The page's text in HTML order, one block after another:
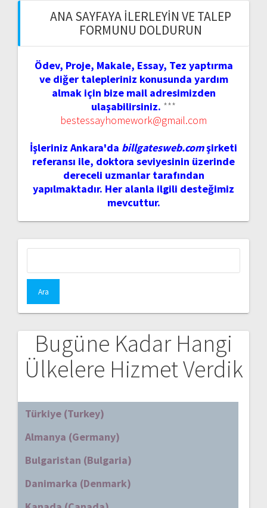
ANA SAYFAYA İLERLEYIN VE TALEP
FORMUNU DOLDURUN
Ödev, Proje, Makale, Essay, Tez yaptırma
ve diğer talepleriniz konusunda yardım
almak için bize mail adresimizden
ulaşabilirsiniz. ***
bestessayhomework@gmail.com
İşleriniz Ankara'da billgatesweb.comşirketi
referansı ile, doktora seviyesinin üzerinde
dereceli uzmanlar tarafından
yapılmaktadır. Her alanla ilgili desteğimiz
mevcuttur.
Bugüne Kadar Hangi
Ülkelere Hizmet Verdik
Türkiye (Turkey)
Almanya (Germany)
Bulgaristan (Bulgaria)
Danimarka (Denmark)